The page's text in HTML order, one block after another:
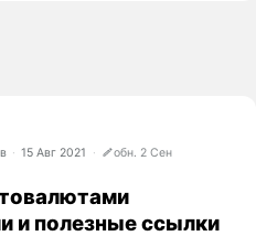
15 Авг 2021 обн. 2 Сен
и полезные ссылки